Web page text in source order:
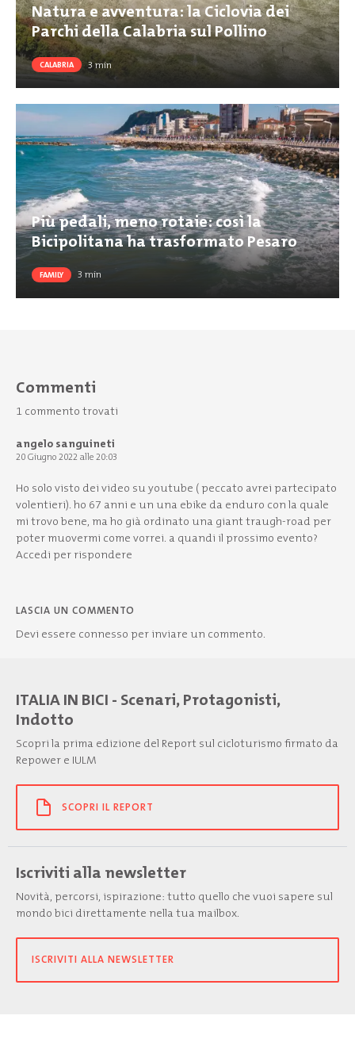
Natura e avventura: la Ciclovia dei
Parchi della Calabria sul Pollino
CALABRIA 3min
Più pedali, meno rotaie: così la
Bicipolitana ha trasformato Pesaro
FAMILY 3 min
Commenti
1 commento trovati
angelo sanguineti
20 Giugno 2022 alle 20:03
Ho solo visto dei video su youtube ( peccato avrei partecipato
volentieri). ho 67 anni e un una ebike da enduro con la quale
mi trovo bene, ma ho già ordinato una giant traugh-road per
poter muovermi come vorrei. a quandi il prossimo evento?
Accedi per rispondere
LASCIA UN COMMENTO
Devi essere connesso per inviare un commento.
ITALIA IN BICI - Scenari, Protagonisti,
Indotto
Scopri la prima edizione del Report sul cicloturismo firmato da
Repower e IULM
SCOPRI IL REPORT
Iscriviti alla newsletter
Novità, percorsi, ispirazione: tutto quello che vuoi sapere sul
mondo bici direttamente nella tua mailbox.
ISCRIVITI ALLA NEWSLETTER